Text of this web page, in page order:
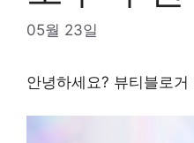
05월 23일
안녕하세요? 뷰티블로